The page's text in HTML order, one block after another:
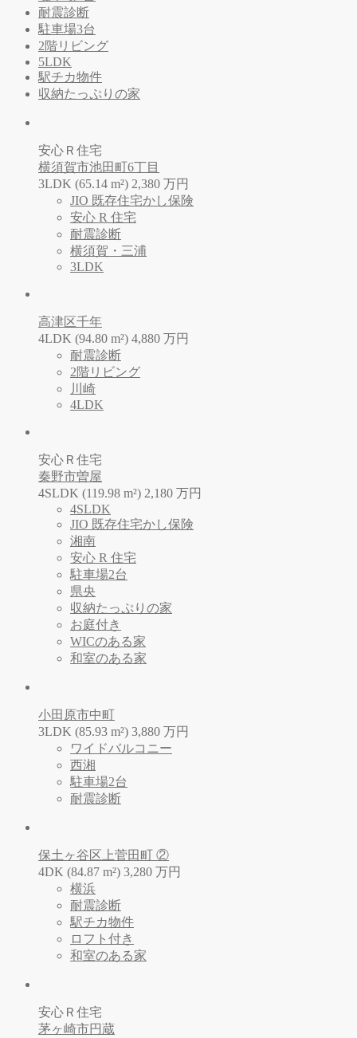
耐震診断
駐車場3台
2階リビング
5LDK
駅チカ物件
収納たっぷりの家
安心Ｒ住宅
横須賀市池田町6丁目
3LDK (65.14 m²) 2,380 万円
JIO 既存住宅かし保険
安心 R 住宅
耐震診断
横須賀・三浦
3LDK
高津区千年
4LDK (94.80 m²) 4,880 万円
耐震診断
2階リビング
川崎
4LDK
安心Ｒ住宅
秦野市曽屋
4SLDK (119.98 m²) 2,180 万円
4SLDK
JIO 既存住宅かし保険
湘南
安心 R 住宅
駐車場2台
県央
収納たっぷりの家
お庭付き
WICのある家
和室のある家
小田原市中町
3LDK (85.93 m²) 3,880 万円
ワイドバルコニー
西湘
駐車場2台
耐震診断
保土ヶ谷区上菅田町 ②
4DK (84.87 m²) 3,280 万円
横浜
耐震診断
駅チカ物件
ロフト付き
和室のある家
安心Ｒ住宅
茅ヶ崎市円蔵